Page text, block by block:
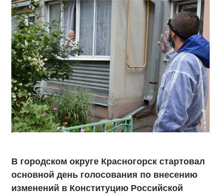
В городском округе Красногорск стартовал
основной день голосования по внесению
изменений в Конституцию Российской